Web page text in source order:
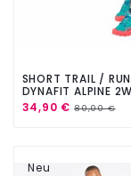
SHORT TRAIL /
DYNAFIT ALPINE
34,90 € 80,00 €
Neu